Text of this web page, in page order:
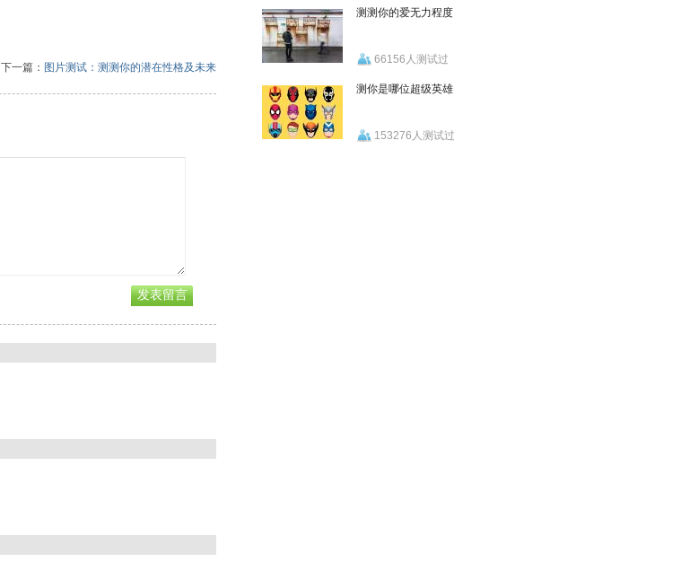
下一篇： 图片测试：测测你的潜在性格及未来
测测你的爱无力程度
66156人测试过
测你是哪位超级英雄
153276人测试过